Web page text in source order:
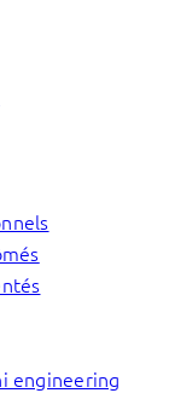
engineering